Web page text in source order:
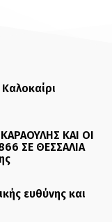
ΚΑΙ ΟΙ
ΣΕ ΘΕΣΣΑΛΙΑ
ευθύνης και